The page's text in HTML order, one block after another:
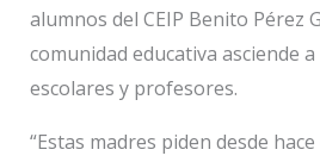
alumnos del CEIP Benito Pérez
comunidad educativa asciende
escolares y profesores.
“Estas madres piden desde